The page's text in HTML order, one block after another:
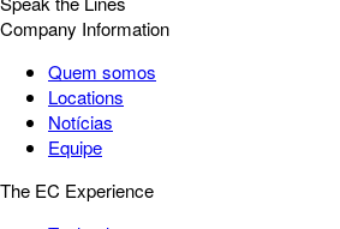
Company Information
Quem somos
Locations
Notícias
Equipe
The EC Experience